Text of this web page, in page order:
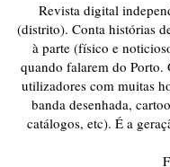
Revista digital
(distrito). Conta histórias
à parte (físico e
quando falarem do
utilizadores com muitas
banda desenhada,
catálogos, etc). É a